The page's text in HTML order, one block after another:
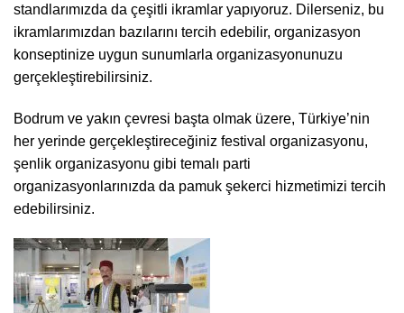
standlarımızda da çeşitli ikramlar yapıyoruz. Dilerseniz, bu
ikramlarımızdan bazılarını tercih edebilir, organizasyon
konseptinize uygun sunumlarla organizasyonunuzu
gerçekleştirebilirsiniz.
Bodrum ve yakın çevresi başta olmak üzere, Türkiye’nin
her yerinde gerçekleştireceğiniz festival organizasyonu,
şenlik organizasyonu gibi temalı parti
organizasyonlarınızda da pamuk şekerci hizmetimizi tercih
edebilirsiniz.